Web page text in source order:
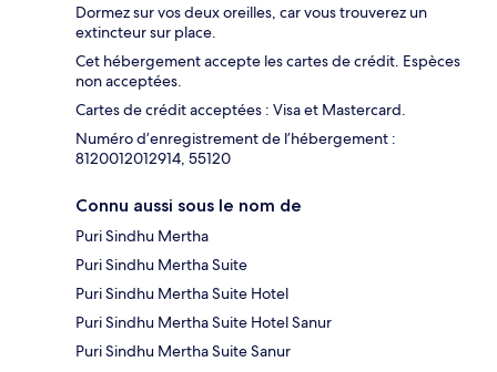
Dormez sur vos deux oreilles, car vous trouverez un
extincteur sur place.
Cet hébergement accepte les cartes de crédit. Espèces
non acceptées.
Cartes de crédit acceptées : Visa et Mastercard.
Numéro d’enregistrement de l’hébergement :
8120012012914, 55120
Connu aussi sous le nom de
Puri Sindhu Mertha
Puri Sindhu Mertha Suite
Puri Sindhu Mertha Suite Hotel
Puri Sindhu Mertha Suite Hotel Sanur
Puri Sindhu Mertha Suite Sanur